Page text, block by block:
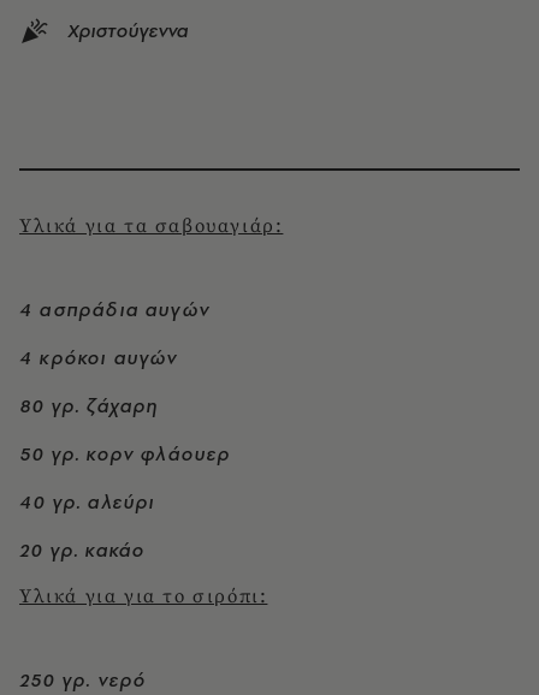
Χριστούγεννα
Υλικά για τα σαβουαγιάρ:
4 ασπράδια αυγών
4 κρόκοι αυγών
80 γρ. ζάχαρη
50 γρ. κορν φλάουερ
40 γρ. αλεύρι
20 γρ. κακάο
Υλικά για για το σιρόπι:
250 γρ. νερό